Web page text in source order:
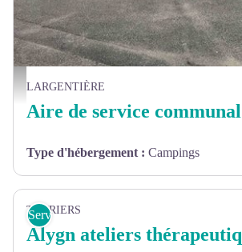
@Google Images
LARGENTIÈRE
Type d'hébergement : Campings
Services
TAURIERS